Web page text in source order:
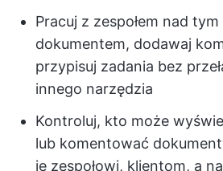
Pracuj z zespołem nad
dokumentem, dodawaj
przypisuj zadania bez
innego narzędzia
Kontroluj, kto może
lub komentować
je zespołowi, klientom, a